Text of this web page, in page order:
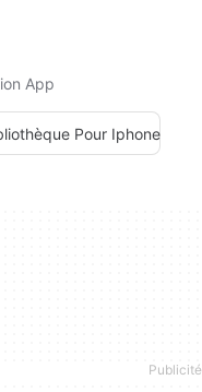
App
Pour Iphone